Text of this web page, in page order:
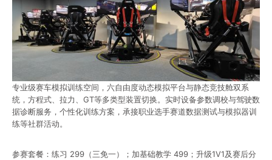
专业级赛车模拟训练空间，六自由度动态模拟平台与静态竞技舱双系
统，方程式、拉力、GT等多类型装置切换。实时设备参数调校与驾驶数
据诊断服务，个性化训练方案，承接职业选手赛道数据测试与模拟器训
练等社群活动。
参赛套餐：练习 299（三免一）；加基础教学 499；升级1V1及赛后分